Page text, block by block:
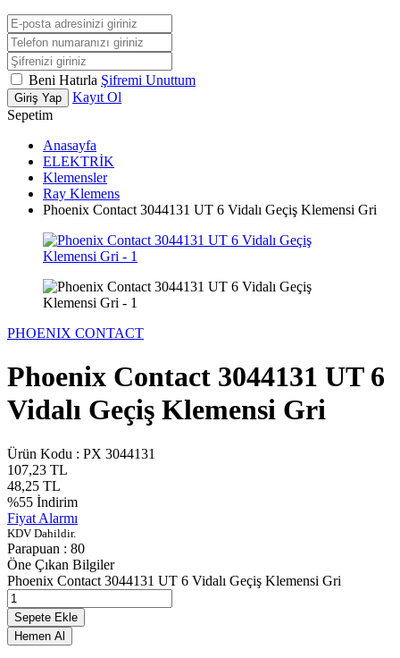
Beni Hatırla Şifremi Unuttum
Giriş Yap
Kayıt Ol
Sepetim
Anasayfa
ELEKTRİK
Klemensler
Ray Klemens
Phoenix Contact 3044131 UT 6 Vidalı Geçiş Klemensi Gri
PHOENIX CONTACT
Phoenix Contact 3044131 UT 6
Vidalı Geçiş Klemensi Gri
Ürün Kodu : PX 3044131
107,23 TL
48,25 TL
%55 İndirim
Fiyat Alarmı
KDV Dahildir.
Parapuan : 80
Öne Çıkan Bilgiler
Phoenix Contact 3044131 UT 6 Vidalı Geçiş Klemensi Gri
Sepete Ekle
Hemen Al